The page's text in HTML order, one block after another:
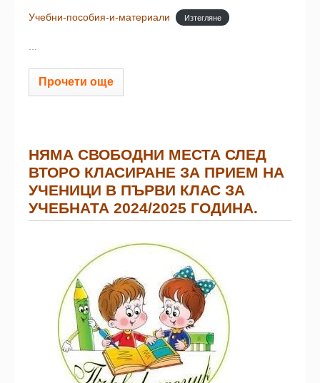
Учебни-пособия-и-материали Изтегляне
Прочети още
НЯМА СВОБОДНИ МЕСТА СЛЕД
ВТОРО КЛАСИРАНЕ ЗА ПРИЕМ НА
УЧЕНИЦИ В ПЪРВИ КЛАС ЗА
УЧЕБНАТА 2024/2025 ГОДИНА.